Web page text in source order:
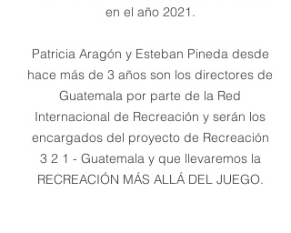
en el año 2021.
Patricia Aragón y Esteban Pineda desde
hace más de 3 años son los directores de
Guatemala por parte de la Red
Internacional de Recreación y serán los
encargados del proyecto de Recreación
3 2 1 - Guatemala y que llevaremos la
RECREACIÓN MÁS ALLÁ DEL JUEGO.